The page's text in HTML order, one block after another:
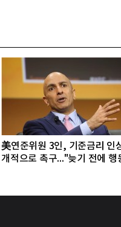
美연준위원 3인, 기준금리 인
개적으로 촉구..."늦기 전에 행